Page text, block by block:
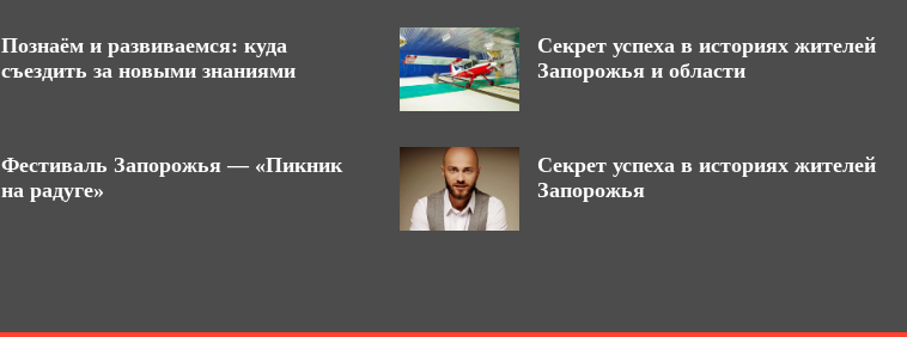
Познаём и развиваемся: куда
съездить за новыми знаниями
Фестиваль Запорожья — «Пикник
на радуге»
Секрет успеха в историях жителей
Запорожья и области
Секрет успеха в историях жителей
Запорожья